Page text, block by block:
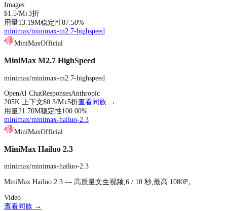
Images
$1.5/M↓3折
用量13.19M稳定性87.50%
minimax/minimax-m2.7-highspeed
MiniMaxOfficial
MiniMax M2.7 HighSpeed
minimax/minimax-m2.7-highspeed
OpenAI ChatResponsesAnthropic
205K
上下文$0.3/M↓5折查看同族 →
用量21.70M稳定性100.00%
minimax/minimax-hailuo-2.3
MiniMaxOfficial
MiniMax Hailuo 2.3
minimax/minimax-hailuo-2.3
MiniMax Hailuo 2.3 — 高质量文生视频,6 / 10 秒,最高 1080P。
Video
查看同族 →